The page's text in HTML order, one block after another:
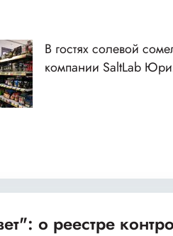
В гостях солевой
компании SaltLab
о реестре